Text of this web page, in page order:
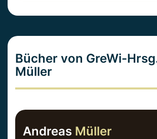
Bücher von GreWi-
Müller
Andreas Müller